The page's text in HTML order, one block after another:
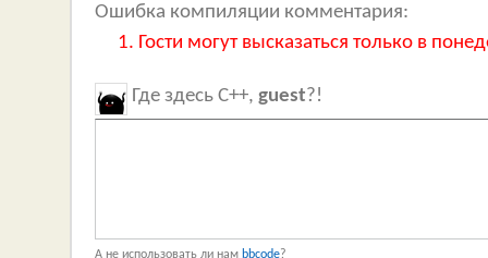
Ошибка компиляции комментария:
Гости могут высказаться только в
Где здесь C++, guest?!
А не использовать ли нам bbcode?